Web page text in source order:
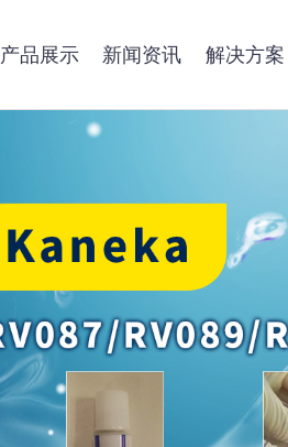
产品展示 新闻资讯 解决方案
产品展示 新闻资讯 解决方案